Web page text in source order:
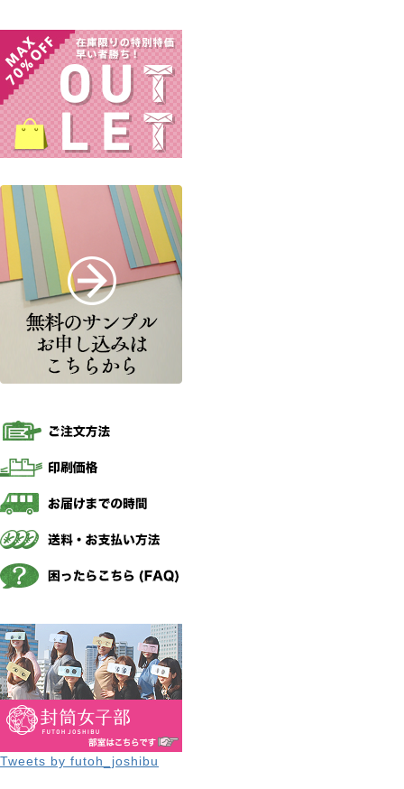
Tweets by futoh_joshibu